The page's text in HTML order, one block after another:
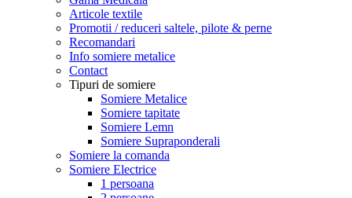
Articole textile
Promotii / reduceri saltele, pilote & perne
Recomandari
Info somiere metalice
Contact
Tipuri de somiere
Somiere Metalice
Somiere tapitate
Somiere Lemn
Somiere Supraponderali
Somiere la comanda
Somiere Electrice
1 persoana